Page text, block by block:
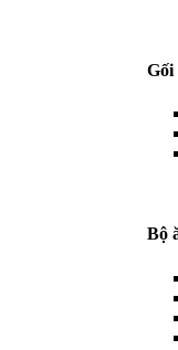
Gối
Bộ